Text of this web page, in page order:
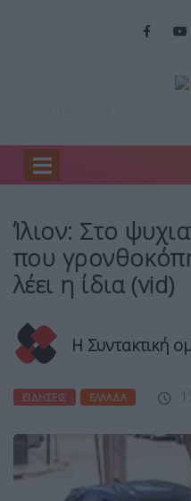
Home
Ίλιον: Στο
που
λέει η ίδια (vid)
Η Συντακτική
ΕΙΔΉΣΕΙΣ ΕΛΛΆΔΑ